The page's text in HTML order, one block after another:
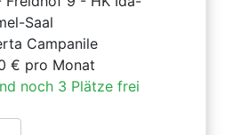
Saal
Campanile
€ pro Monat
noch 3 Plätze frei